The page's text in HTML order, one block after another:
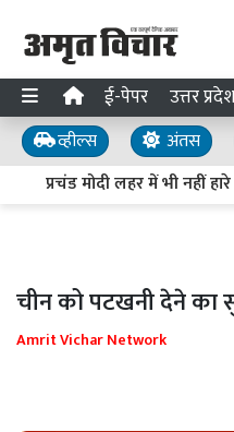
ई-पेपर उत्तर
व्हील्स अंतस
प्रचंड मोदी लहर में भी नहीं
चीन को पटखनी देने का
Amrit Vichar Network